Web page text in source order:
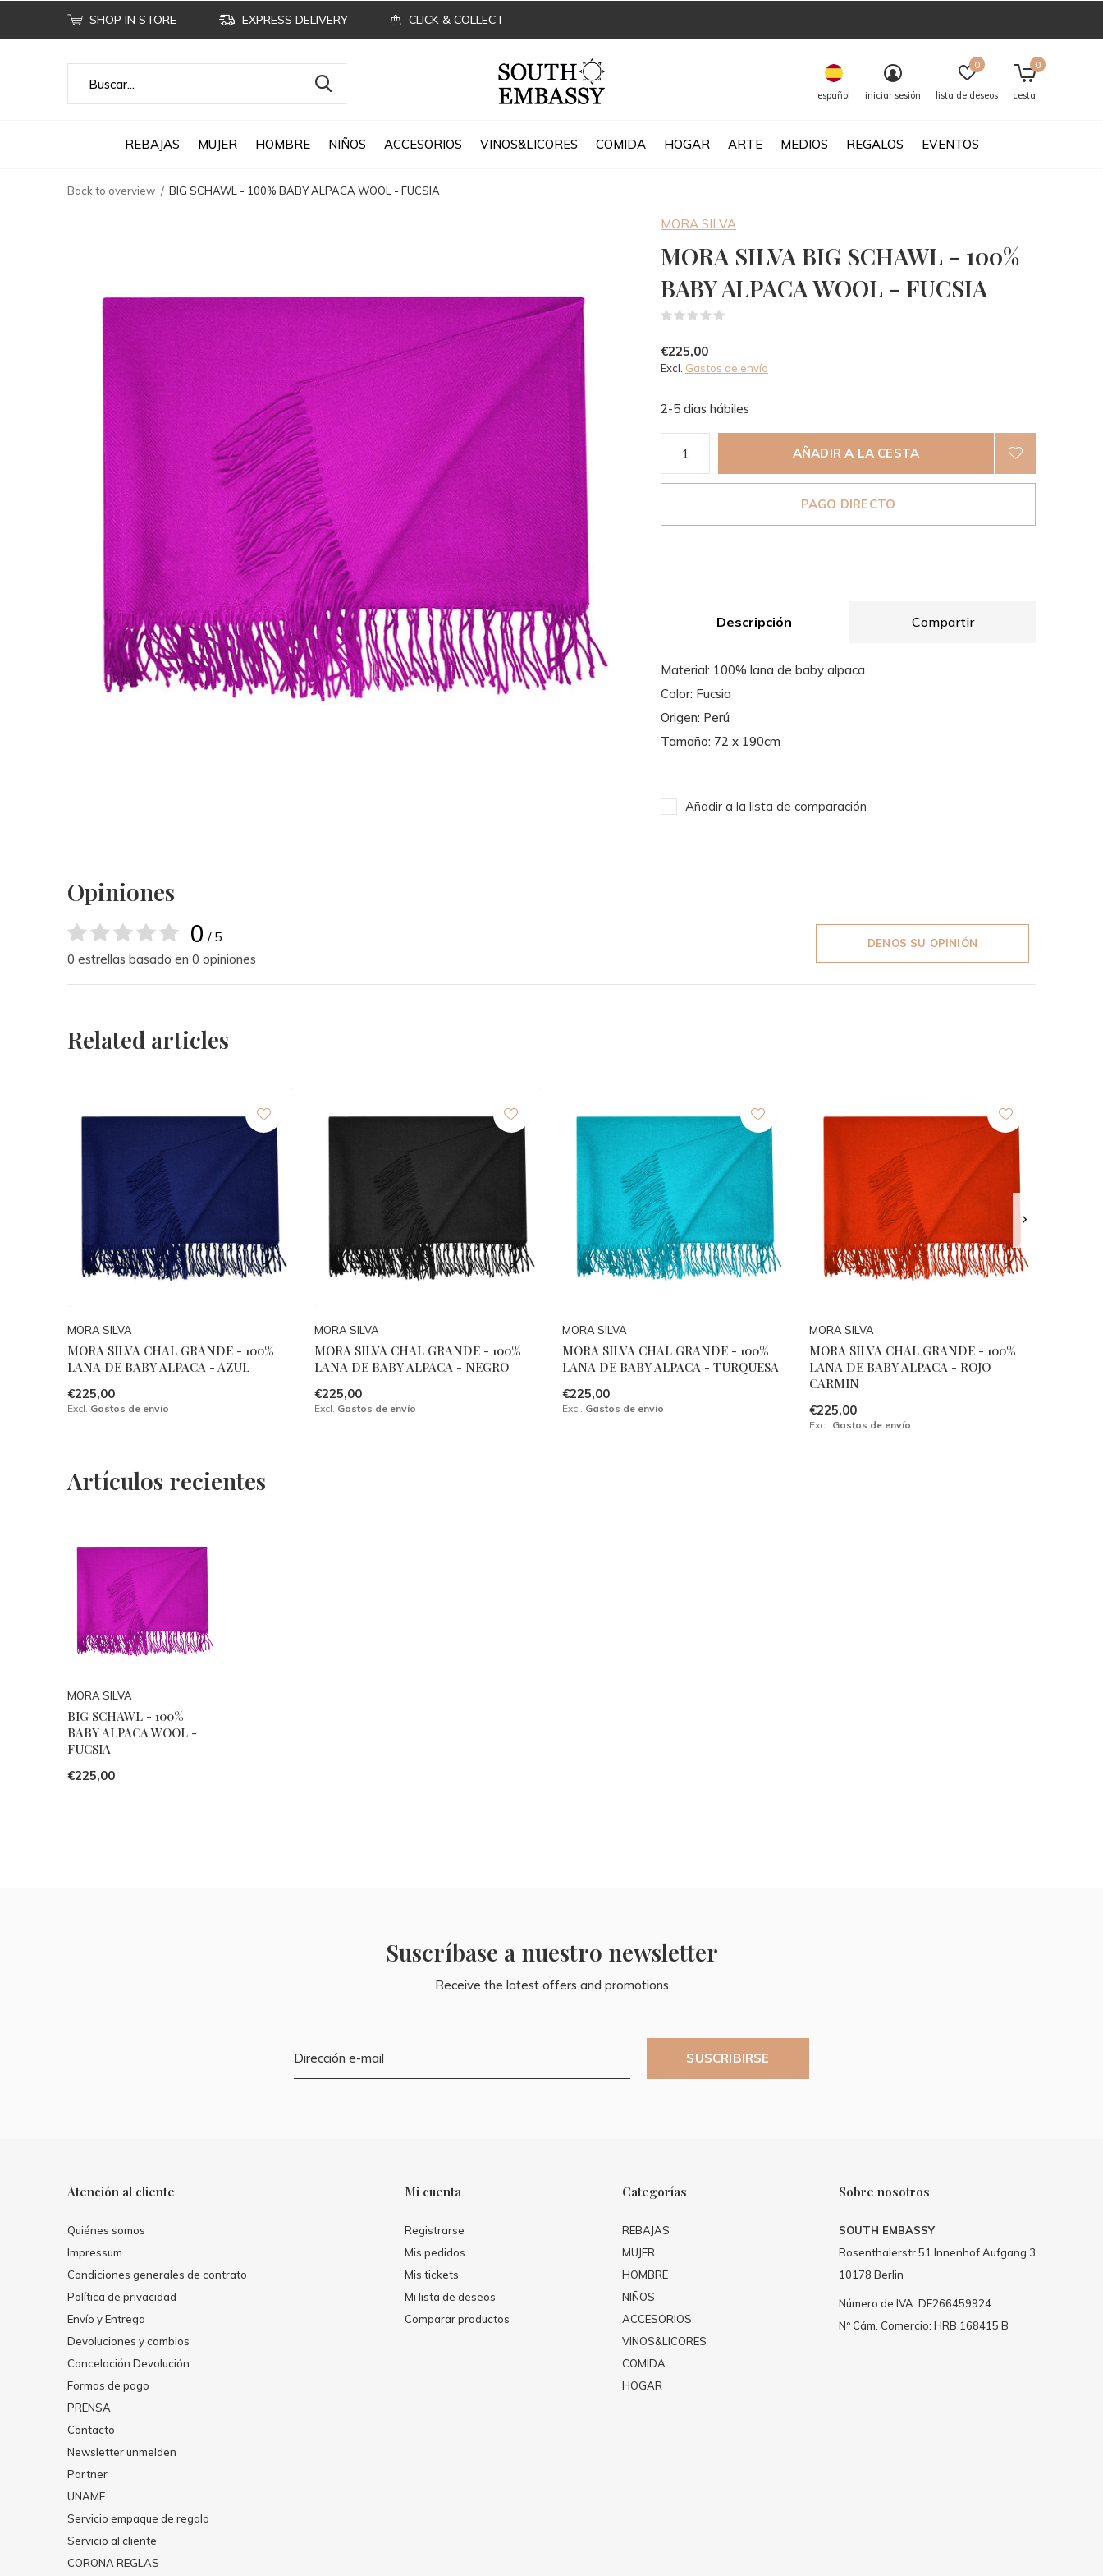
REBAJAS MUJER HOMBRE NIÑOS ACCESORIOS VINOS&LICORES COMIDA HOGAR ARTE MEDIOS REGALOS EVENTOS
español iniciar sesión lista de deseos
0
cesta
0
SHOP IN STORE EXPRESS DELIVERY CLICK & COLLECT
Back to overview BIG SCHAWL - 100% BABY ALPACA WOOL - FUCSIA
MORA SILVA
MORA SILVA BIG SCHAWL - 100%
BABY ALPACA WOOL - FUCSIA
€225,00
Excl. Gastos de envío
2-5 dias hábiles
AÑADIR A LA CESTA
PAGO DIRECTO
Descripción Compartir
Material: 100% lana de baby alpaca
Color: Fucsia
Origen: Perú
Tamaño: 72 x 190cm
Añadir a la lista de comparación
Opiniones
0 / 5
0 estrellas basado en 0 opiniones
DENOS SU OPINIÓN
Related articles
MORA SILVA
MORA SILVA CHAL GRANDE - 100%
LANA DE BABY ALPACA - AZUL
€225,00
Excl. Gastos de envío
MORA SILVA
MORA SILVA CHAL GRANDE - 100%
LANA DE BABY ALPACA - NEGRO
€225,00
Excl. Gastos de envío
MORA SILVA
MORA SILVA CHAL GRANDE - 100%
LANA DE BABY ALPACA - TURQUESA
€225,00
Excl. Gastos de envío
MORA SILVA
MORA SILVA CHAL GRANDE - 100%
LANA DE BABY ALPACA - ROJO
CARMIN
€225,00
Excl. Gastos de envío
Artículos recientes
MORA SILVA
BIG SCHAWL - 100%
BABY ALPACA WOOL -
FUCSIA
€225,00
Suscríbase a nuestro newsletter
Receive the latest offers and promotions
SUSCRIBIRSE
Atención al cliente
Quiénes somos
Impressum
Condiciones generales de contrato
Política de privacidad
Envío y Entrega
Devoluciones y cambios
Cancelación Devolución
Formas de pago
PRENSA
Contacto
Newsletter unmelden
Partner
UNAMĒ
Servicio empaque de regalo
Servicio al cliente
CORONA REGLAS
Mi cuenta
Registrarse
Mis pedidos
Mis tickets
Mi lista de deseos
Comparar productos
Categorías
REBAJAS
MUJER
HOMBRE
NIÑOS
ACCESORIOS
VINOS&LICORES
COMIDA
HOGAR
Sobre nosotros
SOUTH EMBASSY
Rosenthalerstr 51 Innenhof Aufgang 3
10178 Berlin
Número de IVA: DE266459924
Nº Cám. Comercio: HRB 168415 B